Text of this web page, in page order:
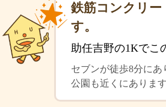
鉄筋コンクリー
す。
助任吉野の1Kでこ
セブンが徒歩8分に
公園も近くにあります